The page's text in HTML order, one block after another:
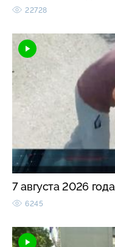
22728
7 августа 2026 года
6245